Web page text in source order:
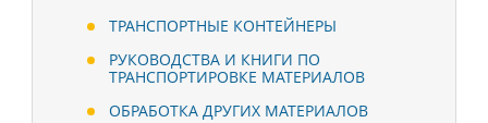
ТРАНСПОРТНЫЕ КОНТЕЙНЕРЫ
РУКОВОДСТВА И КНИГИ ПО
ТРАНСПОРТИРОВКЕ МАТЕРИАЛОВ
ОБРАБОТКА ДРУГИХ МАТЕРИАЛОВ